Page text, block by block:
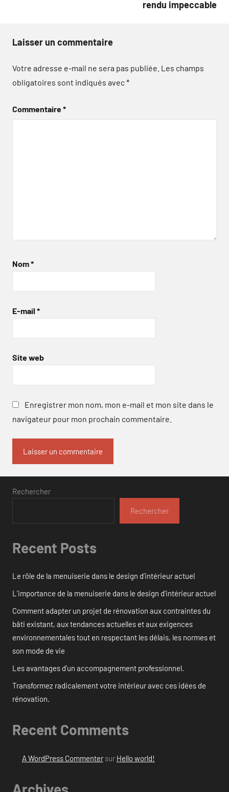
rendu impeccable
Laisser un commentaire
Votre adresse e-mail ne sera pas publiée. Les champs
obligatoires sont indiqués avec*
Commentaire*
Nom*
E-mail *
Site web
Enregistrer mon nom, mon e-mail et mon site dans le
navigateur pour mon prochain commentaire.
Rechercher
Rechercher
Recent Posts
Le rôle de la menuiserie dans le design d’intérieur actuel
L’importance de la menuiserie dans le design d’intérieur actuel
Comment adapter un projet de rénovation aux contraintes du
bâti existant, aux tendances actuelles et aux exigences
environnementales tout en respectant les délais, les normes et
son mode de vie
Les avantages d’un accompagnement professionnel.
Transformez radicalement votre intérieur avec ces idées de
rénovation.
Recent Comments
A WordPress Commentersur Hello world!